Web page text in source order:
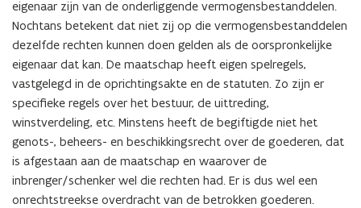
eigenaar zijn van de onderliggende vermogensbestanddelen.
Nochtans betekent dat niet zij op die vermogensbestanddelen
dezelfde rechten kunnen doen gelden als de oorspronkelijke
eigenaar dat kan. De maatschap heeft eigen spelregels,
vastgelegd in de oprichtingsakte en de statuten. Zo zijn er
specifieke regels over het bestuur, de uittreding,
winstverdeling, etc. Minstens heeft de begiftigde niet het
genots-, beheers- en beschikkingsrecht over de goederen, dat
is afgestaan aan de maatschap en waarover de
inbrenger/schenker wel die rechten had. Er is dus wel een
onrechtstreekse overdracht van de betrokken goederen.